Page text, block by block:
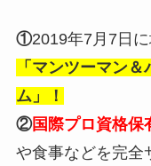
①2019年7月7日
「マンツーマン
ム」！
②国際プロ資格保
や食事などを完全